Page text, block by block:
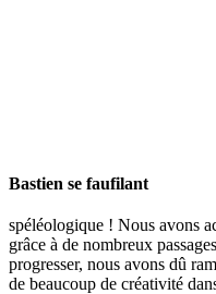
Bastien se faufilant
spéléologique ! Nous avons
grâce à de nombreux
progresser, nous avons dû
de beaucoup de créativité